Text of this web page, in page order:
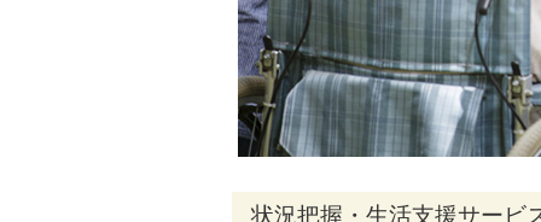
状況把握・生活支援サービ